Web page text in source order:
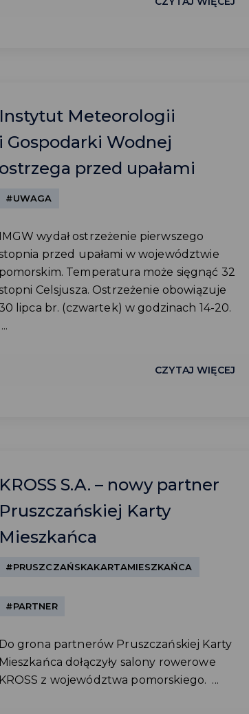
Meteorologii
Gospodarki Wodnej
przed upałami
#UWAGA
wydał ostrzeżenie pierwszego
przed upałami w województwie
Temperatura może sięgnąć 32
Celsjusza. Ostrzeżenie obowiązuje
lipca br. (czwartek) w godzinach 14-20.
CZYTAJ WIĘCEJ
S.A. – nowy partner
Karty
#PRUSZCZAŃSKAKARTAMIESZKAŃCA
#PARTNER
grona partnerów Pruszczańskiej Karty
dołączyły salony rowerowe
z województwa pomorskiego. ...